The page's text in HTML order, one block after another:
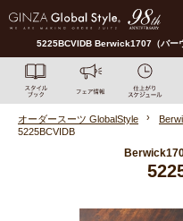
5225BCVIDB Berwick1707（バー
オーダースーツ GlobalStyle
5225BCVIDB